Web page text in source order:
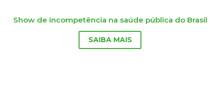
Show de incompetência na saúde pública do Brasil
SAIBA MAIS